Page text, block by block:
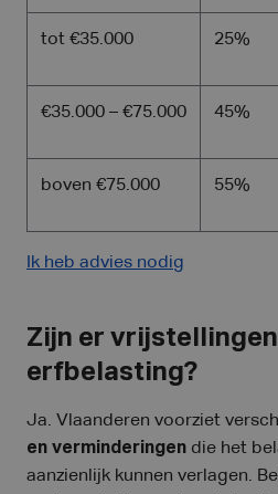
tot €35.000 25%
€35.000 – €75.000 45%
boven €75.000 55%
Ik heb advies nodig
Zijn er
erfbelasting?
Ja. Vlaanderen voorziet
en verminderingen die het
aanzienlijk kunnen verlagen.